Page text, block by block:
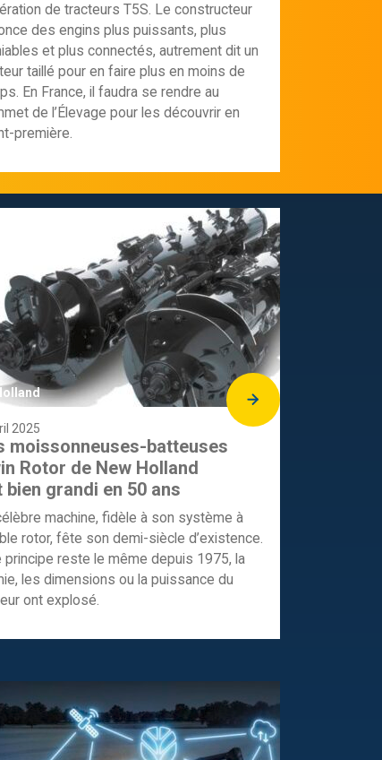
de tracteurs T5S. Le constructeur
des engins plus puissants, plus
et plus connectés, autrement dit un
taillé pour en faire plus en moins de
En France, il faudra se rendre au
de l’Élevage pour les découvrir en
première.
2025
moissonneuses-batteuses
Rotor de New Holland
bien grandi en 50 ans
machine, fidèle à son système à
rotor, fête son demi-siècle d’existence.
principe reste le même depuis 1975, la
les dimensions ou la puissance du
ont explosé.